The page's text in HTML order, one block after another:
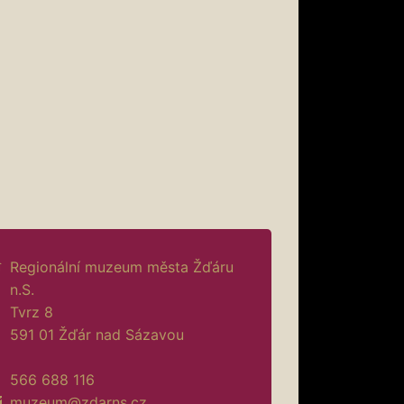
Regionální muzeum města Žďáru
n.S.
Tvrz 8
591 01 Žďár nad Sázavou
566 688 116